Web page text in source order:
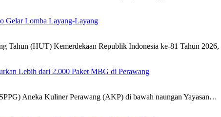
Gelar Lomba Layang-Layang
Tahun (HUT) Kemerdekaan Republik Indonesia ke-81 Tahun
Lebih dari 2.000 Paket MBG di Perawang
Aneka Kuliner Perawang (AKP) di bawah naungan Yayasan…